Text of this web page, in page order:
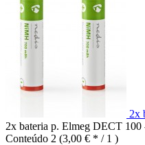
2x
2x bateria p. Elmeg DECT
Conteúdo 2 (3,00 € * / 1 )